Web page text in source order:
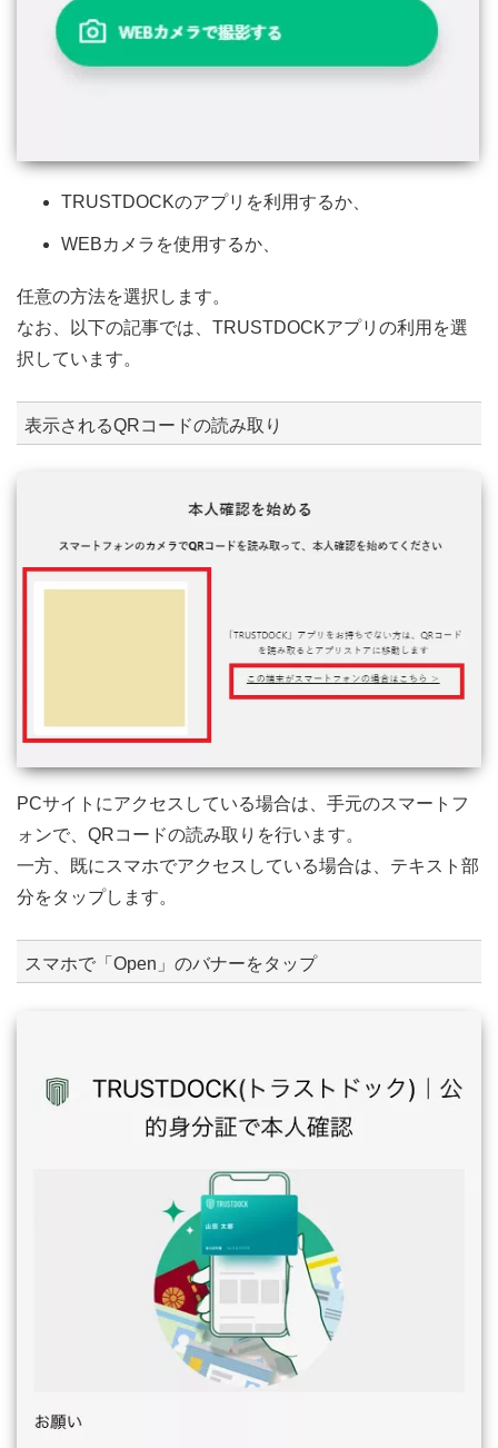
TRUSTDOCKのアプリを利用するか、
WEBカメラを使用するか、
任意の方法を選択します。
なお、以下の記事では、TRUSTDOCKアプリの利用を選
択しています。
表示されるQRコードの読み取り
PCサイトにアクセスしている場合は、手元のスマートフ
ォンで、QRコードの読み取りを行います。
一方、既にスマホでアクセスしている場合は、テキスト部
分をタップします。
スマホで「Open」のバナーをタップ